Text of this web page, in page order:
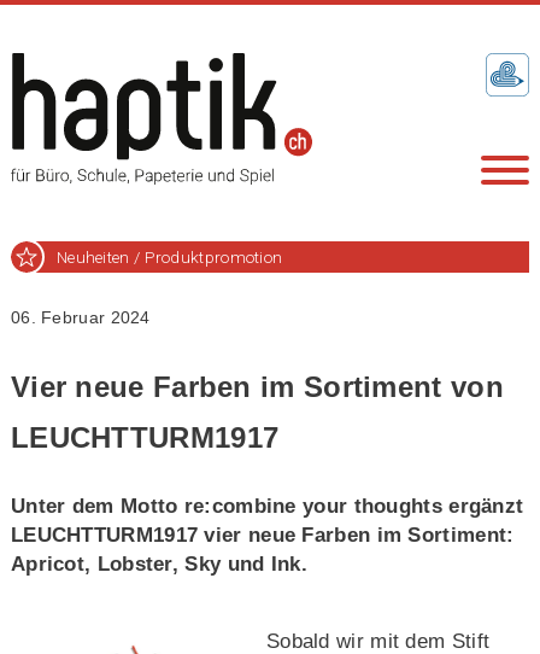
Neuheiten / Produktpromotion
06. Februar 2024
Vier neue Farben im Sortiment von
LEUCHTTURM1917
Unter dem Motto re:combine your thoughts ergänzt
LEUCHTTURM1917 vier neue Farben im Sortiment:
Apricot, Lobster, Sky und Ink.
Sobald wir mit dem Stift